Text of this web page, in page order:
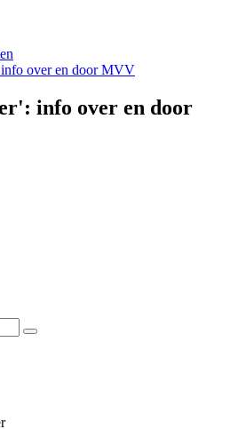
over en door MVV
info over en door